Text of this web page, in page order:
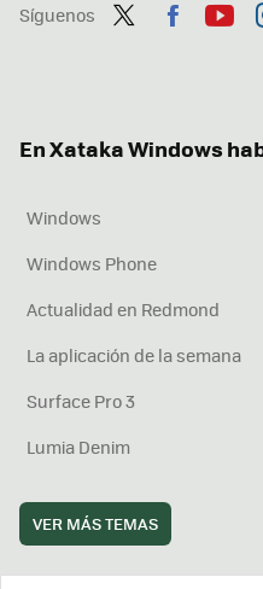
Síguenos
En Xataka Windows
Windows
Windows Phone
Actualidad en Redmond
La aplicación de la semana
Surface Pro 3
Lumia Denim
VER MÁS TEMAS